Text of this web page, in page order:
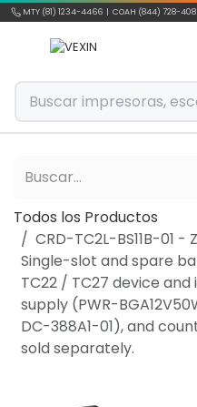
Ir al contenido
MTY (81) 1234-4466 | COAH (844) 728-
Todos los Productos
CRD-TC2L-BS11B-01
Single-slot and spare
TC22 / TC27 device
supply (PWR-
DC-388A1-01), and
sold separately.